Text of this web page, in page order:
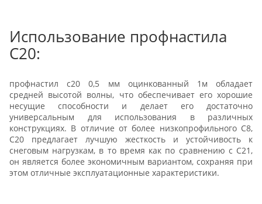
Использование профнастила
С20:
профнастил с20 0,5 мм оцинкованный 1м обладает
средней высотой волны, что обеспечивает его хорошие
несущие способности и делает его достаточно
универсальным для использования в различных
конструкциях. В отличие от более низкопрофильного С8,
С20 предлагает лучшую жесткость и устойчивость к
снеговым нагрузкам, в то время как по сравнению с С21,
он является более экономичным вариантом, сохраняя при
этом отличные эксплуатационные характеристики.